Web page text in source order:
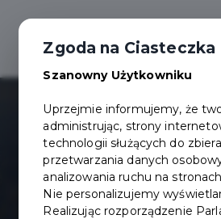
Zgoda na Ciasteczka
Szanowny Użytkowniku
Uprzejmie informujemy, że
administrując, strony
technologii służących do
przetwarzania danych
analizowania ruchu na
Nie personalizujemy
Realizując rozporządzenie